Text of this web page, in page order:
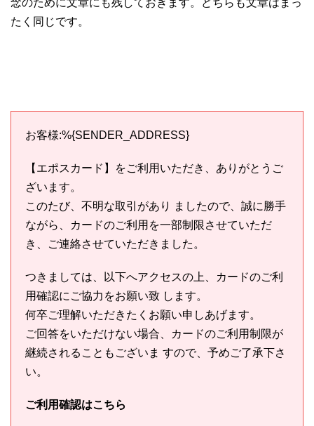
たく同じです。
お客様:%{SENDER_ADDRESS}
【エポスカード】をご利用いただき、ありがとうご
ざいます。
このたび、不明な取引があり ましたので、誠に勝手
ながら、カードのご利用を一部制限させていただ
き、ご連絡させていただきました。
つきましては、以下へアクセスの上、カードのご利
用確認にご協力をお願い致 します。
何卒ご理解いただきたくお願い申しあげます。
ご回答をいただけない場合、カードのご利用制限が
継続されることもございま すので、予めご了承下さ
い。
ご利用確認はこちら